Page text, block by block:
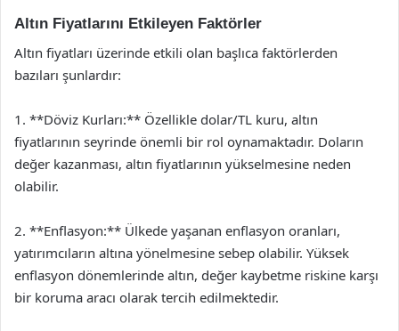
Altın Fiyatlarını Etkileyen Faktörler
Altın fiyatları üzerinde etkili olan başlıca faktörlerden
bazıları şunlardır:
1. **Döviz Kurları:** Özellikle dolar/TL kuru, altın
fiyatlarının seyrinde önemli bir rol oynamaktadır. Doların
değer kazanması, altın fiyatlarının yükselmesine neden
olabilir.
2. **Enflasyon:** Ülkede yaşanan enflasyon oranları,
yatırımcıların altına yönelmesine sebep olabilir. Yüksek
enflasyon dönemlerinde altın, değer kaybetme riskine karşı
bir koruma aracı olarak tercih edilmektedir.